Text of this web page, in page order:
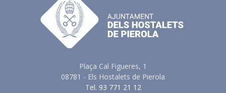
Plaça Cal Figueres, 1
08781 - Els Hostalets de Pierola
Tel. 93 771 21 12